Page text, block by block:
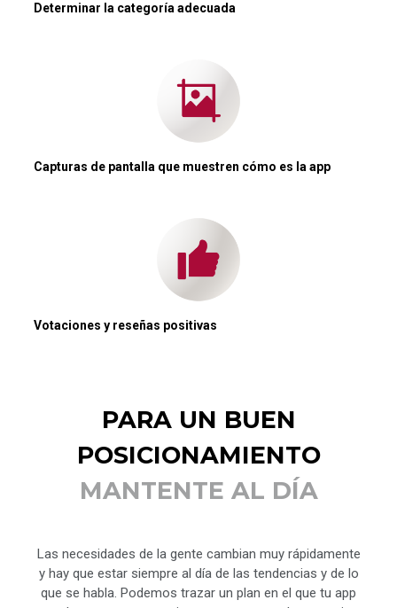
Determinar la categoría adecuada
Capturas de pantalla que muestren cómo es la app
Votaciones y reseñas positivas
PARA UN BUEN
POSICIONAMIENTO
MANTENTE AL DÍA
Las necesidades de la gente cambian muy rápidamente
y hay que estar siempre al día de las tendencias y de lo
que se habla. Podemos trazar un plan en el que tu app